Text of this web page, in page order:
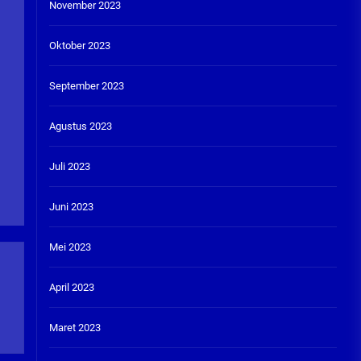
November 2023
Oktober 2023
September 2023
Agustus 2023
Juli 2023
Juni 2023
Mei 2023
April 2023
Maret 2023